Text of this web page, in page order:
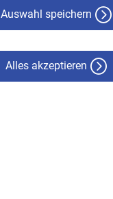
Auswahl speichern
Alles akzeptieren